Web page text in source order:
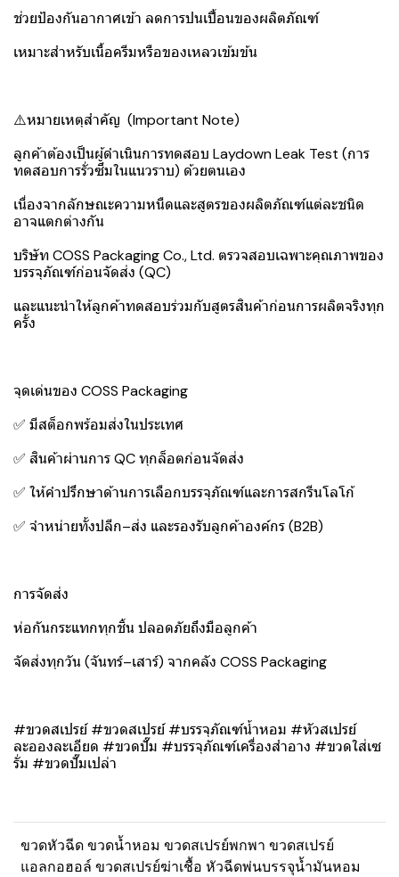
ช่วยป้องกันอากาศเข้า ลดการปนเปื้อนของผลิตภัณฑ์
เหมาะสำหรับเนื้อครีมหรือของเหลวเข้มข้น
⚠️หมายเหตุสำคัญ (Important Note)
ลูกค้าต้องเป็นผู้ดำเนินการทดสอบ Laydown Leak Test (การ
ทดสอบการรั่วซึมในแนวราบ) ด้วยตนเอง
เนื่องจากลักษณะความหนืดและสูตรของผลิตภัณฑ์แต่ละชนิด
อาจแตกต่างกัน
บริษัท COSS Packaging Co., Ltd. ตรวจสอบเฉพาะคุณภาพของ
บรรจุภัณฑ์ก่อนจัดส่ง (QC)
และแนะนำให้ลูกค้าทดสอบร่วมกับสูตรสินค้าก่อนการผลิตจริงทุก
ครั้ง
จุดเด่นของ COSS Packaging
✅ มีสต็อกพร้อมส่งในประเทศ
✅ สินค้าผ่านการ QC ทุกล็อตก่อนจัดส่ง
✅ ให้คำปรึกษาด้านการเลือกบรรจุภัณฑ์และการสกรีนโลโก้
✅ จำหน่ายทั้งปลีก–ส่ง และรองรับลูกค้าองค์กร (B2B)
การจัดส่ง
ห่อกันกระแทกทุกชิ้น ปลอดภัยถึงมือลูกค้า
จัดส่งทุกวัน (จันทร์–เสาร์) จากคลัง COSS Packaging
#ขวดสเปรย์ #ขวดสเปรย์ #บรรจุภัณฑ์น้ำหอม #หัวสเปรย์
ละอองละเอียด #ขวดปั๊ม #บรรจุภัณฑ์เครื่องสำอาง #ขวดใส่เซ
รั่ม #ขวดปั๊มเปล่า
ขวดหัวฉีด ขวดน้ำหอม ขวดสเปรย์พกพา ขวดสเปรย์
แอลกอฮอล์ ขวดสเปรย์ฆ่าเชื้อ หัวฉีดพ่นบรรจุน้ำมันหอม